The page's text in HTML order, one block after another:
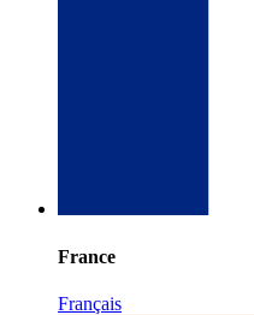
France
Français